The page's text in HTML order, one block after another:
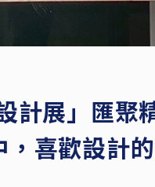
設計展」匯
，喜歡設計